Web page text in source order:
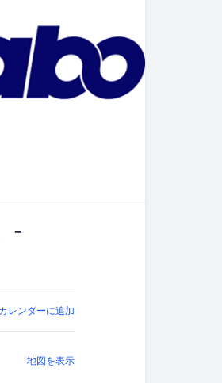
-
レンダーに追加
地図を表示